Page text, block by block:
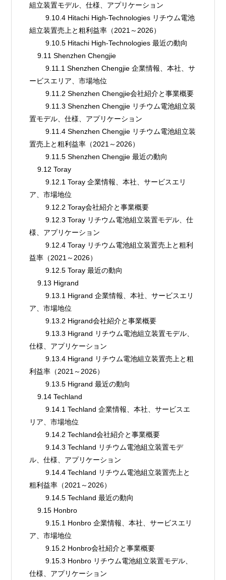
組立装置モデル、仕様、アプリケーション
        9.10.4 Hitachi High-Technologies リチウム電池
組立装置売上と粗利益率（2021～2026）
        9.10.5 Hitachi High-Technologies 最近の動向
    9.11 Shenzhen Chengjie
        9.11.1 Shenzhen Chengjie 企業情報、本社、サ
ービスエリア、市場地位
        9.11.2 Shenzhen Chengjie会社紹介と事業概要
        9.11.3 Shenzhen Chengjie リチウム電池組立装
置モデル、仕様、アプリケーション
        9.11.4 Shenzhen Chengjie リチウム電池組立装
置売上と粗利益率（2021～2026）
        9.11.5 Shenzhen Chengjie 最近の動向
    9.12 Toray
        9.12.1 Toray 企業情報、本社、サービスエリ
ア、市場地位
        9.12.2 Toray会社紹介と事業概要
        9.12.3 Toray リチウム電池組立装置モデル、仕
様、アプリケーション
        9.12.4 Toray リチウム電池組立装置売上と粗利
益率（2021～2026）
        9.12.5 Toray 最近の動向
    9.13 Higrand
        9.13.1 Higrand 企業情報、本社、サービスエリ
ア、市場地位
        9.13.2 Higrand会社紹介と事業概要
        9.13.3 Higrand リチウム電池組立装置モデル、
仕様、アプリケーション
        9.13.4 Higrand リチウム電池組立装置売上と粗
利益率（2021～2026）
        9.13.5 Higrand 最近の動向
    9.14 Techland
        9.14.1 Techland 企業情報、本社、サービスエ
リア、市場地位
        9.14.2 Techland会社紹介と事業概要
        9.14.3 Techland リチウム電池組立装置モデ
ル、仕様、アプリケーション
        9.14.4 Techland リチウム電池組立装置売上と
粗利益率（2021～2026）
        9.14.5 Techland 最近の動向
    9.15 Honbro
        9.15.1 Honbro 企業情報、本社、サービスエリ
ア、市場地位
        9.15.2 Honbro会社紹介と事業概要
        9.15.3 Honbro リチウム電池組立装置モデル、
仕様、アプリケーション